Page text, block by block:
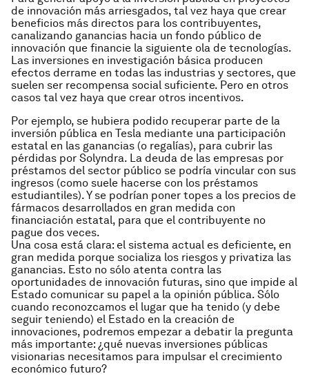
de innovación más arriesgados, tal vez haya que crear
beneficios más directos para los contribuyentes,
canalizando ganancias hacia un fondo público de
innovación que financie la siguiente ola de tecnologías.
Las inversiones en investigación básica producen
efectos derrame en todas las industrias y sectores, que
suelen ser recompensa social suficiente. Pero en otros
casos tal vez haya que crear otros incentivos.
Por ejemplo, se hubiera podido recuperar parte de la
inversión pública en Tesla mediante una participación
estatal en las ganancias (o regalías), para cubrir las
pérdidas por Solyndra. La deuda de las empresas por
préstamos del sector público se podría vincular con sus
ingresos (como suele hacerse con los préstamos
estudiantiles). Y se podrían poner topes a los precios de
fármacos desarrollados en gran medida con
financiación estatal, para que el contribuyente no
pague dos veces.
Una cosa está clara: el sistema actual es deficiente, en
gran medida porque socializa los riesgos y privatiza las
ganancias. Esto no sólo atenta contra las
oportunidades de innovación futuras, sino que impide al
Estado comunicar su papel a la opinión pública. Sólo
cuando reconozcamos el lugar que ha tenido (y debe
seguir teniendo) el Estado en la creación de
innovaciones, podremos empezar a debatir la pregunta
más importante: ¿qué nuevas inversiones públicas
visionarias necesitamos para impulsar el crecimiento
económico futuro?